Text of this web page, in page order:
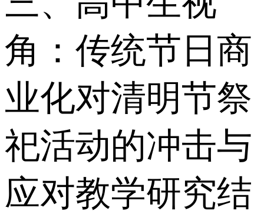
角：传统节日商
业化对清明节祭
祀活动的冲击与
应对教学研究结